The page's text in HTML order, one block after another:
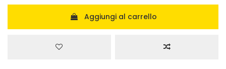
Aggiungi al carrello